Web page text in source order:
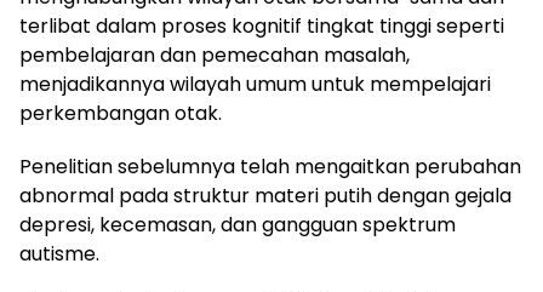
terlibat dalam proses kognitif tingkat tinggi seperti
pembelajaran dan pemecahan masalah,
menjadikannya wilayah umum untuk mempelajari
perkembangan otak.
Penelitian sebelumnya telah mengaitkan perubahan
abnormal pada struktur materi putih dengan gejala
depresi, kecemasan, dan gangguan spektrum
autisme.